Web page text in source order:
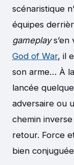
scénaristique
équipes
gameplays’en
God of War, il
son arme… À
lancée
adversaire ou
chemin
retour. Force
bien